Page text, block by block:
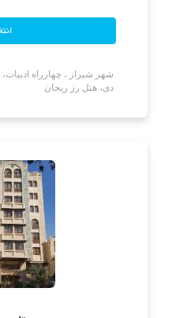
شهر شیراز ، چهارراه
دی، هتل رز ریحان